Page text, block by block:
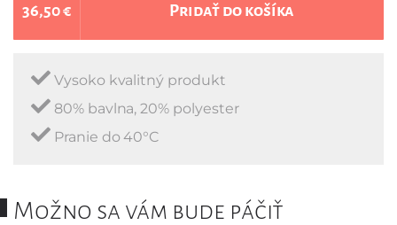
36,50 € Pridať do košíka
Vysoko kvalitný produkt
80% bavlna, 20% polyester
Pranie do 40°C
Možno sa vám bude páčiť